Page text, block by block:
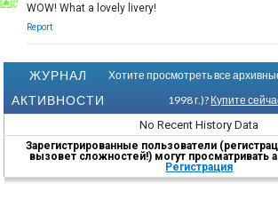
WOW! What a lovely livery!
Report
ЖУРНАЛ
АКТИВНОСТИ
Хотите просмотреть все
1998 г.)? Купите
No Recent History Data
Зарегистрированные пользователи
вызовет сложностей!) могут просматривать
Регистрация